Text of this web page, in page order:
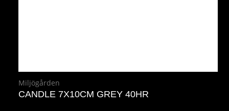
Miljögården
CANDLE 7X10CM GREY 40HR